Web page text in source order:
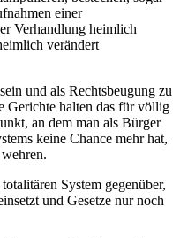
einer
Verhandlung heimlich
verändert
und als Rechtsbeugung zu
Gerichte halten das für völlig
an dem man als Bürger
keine Chance mehr hat,
System gegenüber,
und Gesetze nur noch